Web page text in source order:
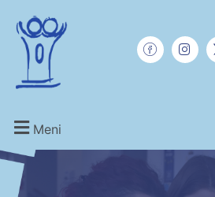
Meni